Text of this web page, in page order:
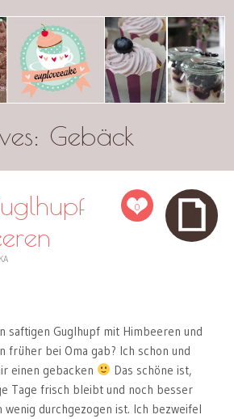
Gebäck
0
saftigen Guglhupf mit Himbeeren und
früher bei Oma gab? Ich schon und
einen gebacken
Das schöne ist,
Tage frisch bleibt und noch besser
durchgezogen ist. Ich bezweifel